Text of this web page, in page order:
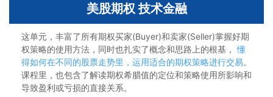
美股期权 技术金融
这单元，丰富了所有期权买家(Buyer)和卖家(Seller)掌握好期
权策略的使用方法，同时也扎实了概念和思路上的根基，懂
得如何在不同的股票走势里，运用适合的期权策略进行交易。
课程里，也包含了解读期权希腊值的定位和策略使用所影响和
导致盈利或亏损的直接关系。